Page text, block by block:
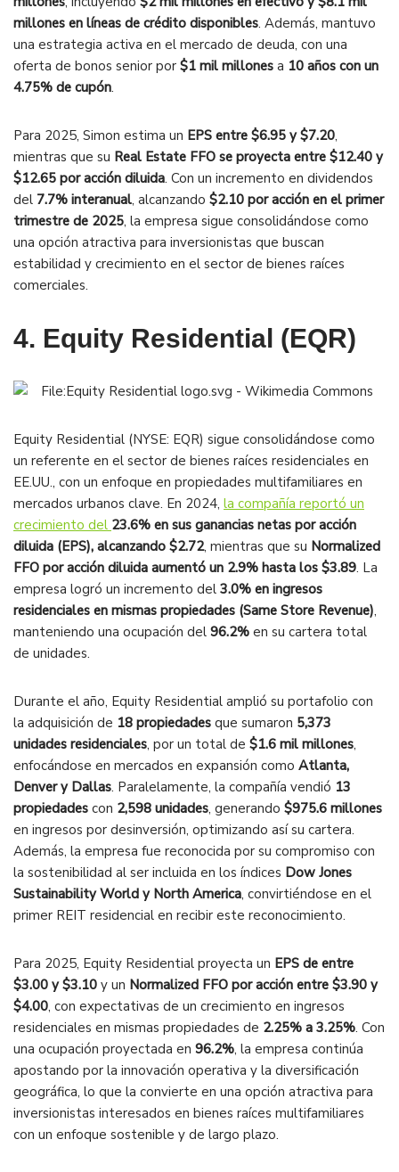
millones en líneas de crédito disponibles. Además, mantuvo
una estrategia activa en el mercado de deuda, con una
oferta de bonos senior por $1 mil millones a 10 años con un
4.75% de cupón.
Para 2025, Simon estima un EPS entre $6.95 y $7.20,
mientras que su Real Estate FFO se proyecta entre $12.40 y
$12.65 por acción diluida. Con un incremento en dividendos
del 7.7% interanual, alcanzando $2.10 por acción en el primer
trimestre de 2025, la empresa sigue consolidándose como
una opción atractiva para inversionistas que buscan
estabilidad y crecimiento en el sector de bienes raíces
comerciales.
4. Equity Residential (EQR)
Equity Residential (NYSE: EQR) sigue consolidándose como
un referente en el sector de bienes raíces residenciales en
EE.UU., con un enfoque en propiedades multifamiliares en
mercados urbanos clave. En 2024, la compañía reportó un
crecimiento del 23.6% en sus ganancias netas por acción
diluida (EPS), alcanzando $2.72, mientras que su Normalized
FFO por acción diluida aumentó un 2.9% hasta los $3.89. La
empresa logró un incremento del 3.0% en ingresos
residenciales en mismas propiedades (Same Store Revenue),
manteniendo una ocupación del 96.2% en su cartera total
de unidades.
Durante el año, Equity Residential amplió su portafolio con
la adquisición de 18 propiedades que sumaron 5,373
unidades residenciales, por un total de $1.6 mil millones,
enfocándose en mercados en expansión como Atlanta,
Denver y Dallas. Paralelamente, la compañía vendió 13
propiedades con 2,598 unidades, generando $975.6 millones
en ingresos por desinversión, optimizando así su cartera.
Además, la empresa fue reconocida por su compromiso con
la sostenibilidad al ser incluida en los índices Dow Jones
Sustainability World y North America, convirtiéndose en el
primer REIT residencial en recibir este reconocimiento.
Para 2025, Equity Residential proyecta un EPS de entre
$3.00 y $3.10 y un Normalized FFO por acción entre $3.90 y
$4.00, con expectativas de un crecimiento en ingresos
residenciales en mismas propiedades de 2.25% a 3.25%. Con
una ocupación proyectada en 96.2%, la empresa continúa
apostando por la innovación operativa y la diversificación
geográfica, lo que la convierte en una opción atractiva para
inversionistas interesados en bienes raíces multifamiliares
con un enfoque sostenible y de largo plazo.